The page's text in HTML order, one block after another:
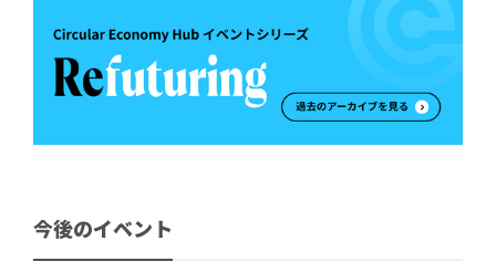
今後のイベント